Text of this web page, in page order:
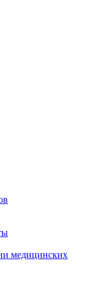
медицинских